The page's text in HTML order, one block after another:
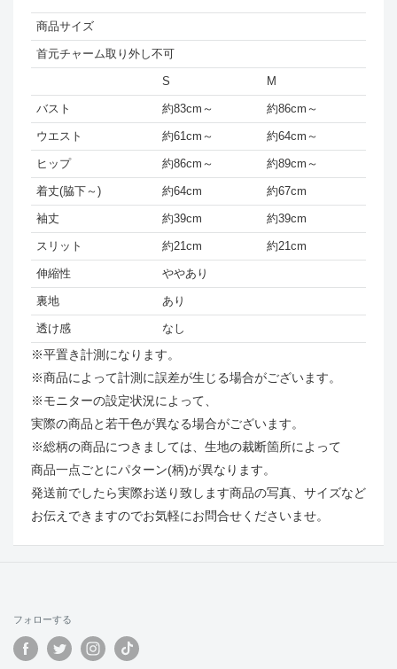
商品サイズ
首元チャーム取り外し不可
S M
バスト 約83cm～ 約86cm～
ウエスト 約61cm～ 約64cm～
ヒップ 約86cm～ 約89cm～
着丈(脇下～) 約64cm 約67cm
袖丈 約39cm 約39cm
スリット 約21cm 約21cm
伸縮性 ややあり
裏地 あり
透け感 なし
※平置き計測になります。
※商品によって計測に誤差が生じる場合がございます。
※モニターの設定状況によって、
実際の商品と若干色が異なる場合がございます。
※総柄の商品につきましては、生地の裁断箇所によって
商品一点ごとにパターン(柄)が異なります。
発送前でしたら実際お送り致します商品の写真、サイズなど
お伝えできますのでお気軽にお問合せくださいませ。
フォローする